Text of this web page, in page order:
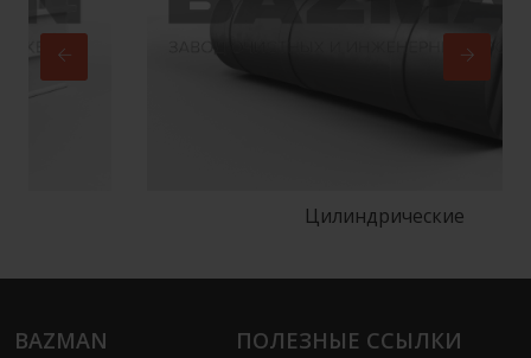
Цилиндрические
BAZMAN ПОЛЕЗНЫЕ ССЫЛКИ